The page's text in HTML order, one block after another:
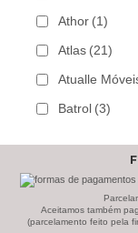
Athor (1)
Atlas (21)
Atualle
Batrol (3)
Bem Estar
Bem Estar
Aceitamos também
(parcelamento feito pela